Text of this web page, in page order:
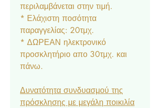
περιλαμβάνεται στην τιμή.
* Ελάχιστη ποσότητα
παραγγελίας: 20τμχ.
* ΔΩΡΕΑΝ ηλεκτρονικό
προσκλητήριο απο 30τμχ. και
πάνω.
Δυνατότητα συνδυασμού της
πρόσκλησης με μεγάλη ποικιλία